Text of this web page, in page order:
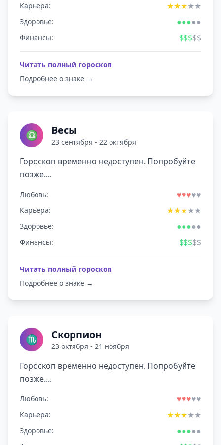
Карьера: ★★★★★
Здоровье: ●●●●●
Финансы: $$$$$
Читать полный гороскоп
Подробнее о знаке →
♎ Весы
23 сентября - 22 октября
Гороскоп временно недоступен. Попробуйте
позже....
Любовь: ♥♥♥♥♥
Карьера: ★★★★★
Здоровье: ●●●●●
Финансы: $$$$$
Читать полный гороскоп
Подробнее о знаке →
♏ Скорпион
23 октября - 21 ноября
Гороскоп временно недоступен. Попробуйте
позже....
Любовь: ♥♥♥♥♥
Карьера: ★★★★★
Здоровье: ●●●●●